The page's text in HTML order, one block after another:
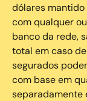
dólares
com qualquer
banco da rede,
total em caso
segurados
com base em
separadamente